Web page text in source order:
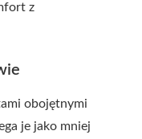
z
obojętnymi
je jako mniej